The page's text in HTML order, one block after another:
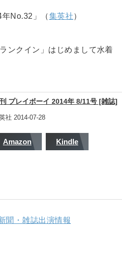
年No.32」（集英社）
ンクイン」はじめまして水着
プレイボーイ 2014年 8/11号 [雑誌]
社 2014-07-28
Amazon Kindle
聞・雑誌出演情報